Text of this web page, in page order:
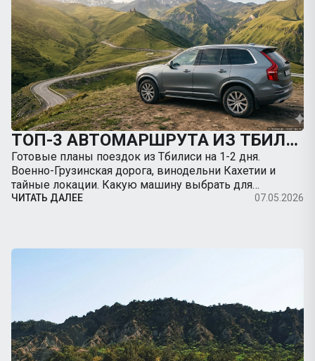
ТОП-3 АВТОМАРШРУТА ИЗ ТБИЛИСИ НА ВЫХОДНЫЕ: КУДА ПОЕХАТЬ НА МАШИНЕ
Готовые планы поездок из Тбилиси на 1-2 дня.
Военно-Грузинская дорога, винодельни Кахетии и
тайные локации. Какую машину выбрать для
путешествия.
ЧИТАТЬ ДАЛЕЕ 07.05.2026